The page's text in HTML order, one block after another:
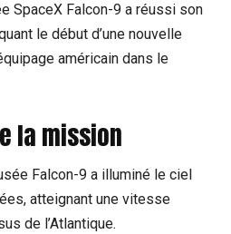
SpaceX Falcon-9 a réussi son
le début d’une nouvelle
américain dans le
la mission
Falcon-9 a illuminé le ciel
atteignant une vitesse
de l’Atlantique.